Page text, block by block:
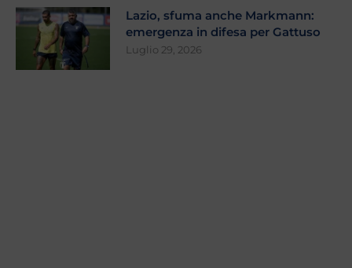
Lazio, sfuma anche Markmann:
emergenza in difesa per Gattuso
Luglio 29, 2026